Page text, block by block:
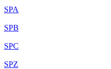
SPA
SPB
SPC
SPZ